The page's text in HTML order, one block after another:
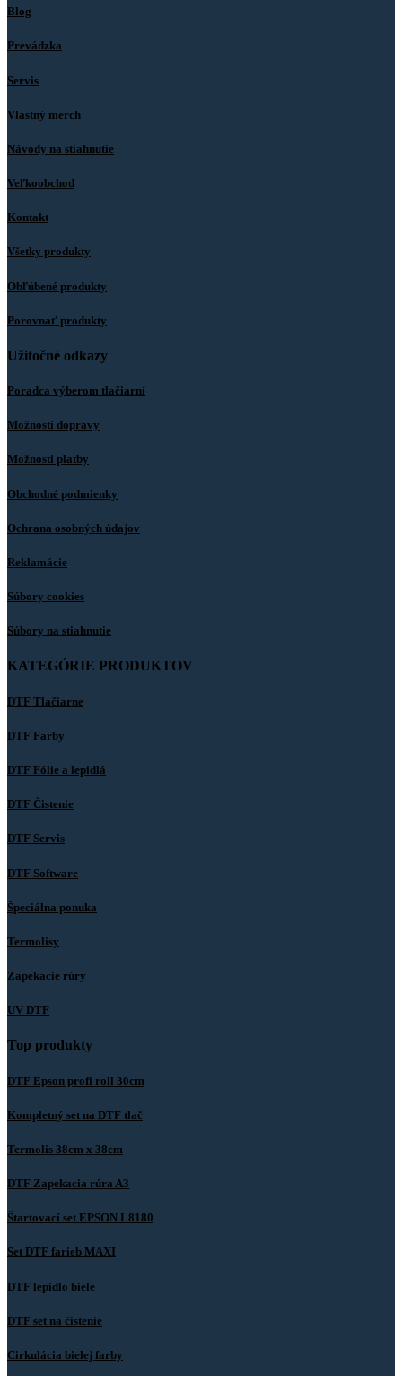
Blog
Prevádzka
Servis
Vlastný merch
Návody na stiahnutie
Veľkoobchod
Kontakt
Všetky produkty
Obľúbené produkty
Porovnať produkty
Užitočné odkazy
Poradca výberom tlačiarní
Možnosti dopravy
Možnosti platby
Obchodné podmienky
Ochrana osobných údajov
Reklamácie
Súbory cookies
Súbory na stiahnutie
KATEGÓRIE PRODUKTOV
DTF Tlačiarne
DTF Farby
DTF Fólie a lepidlá
DTF Čistenie
DTF Servis
DTF Software
Špeciálna ponuka
Termolisy
Zapekacie rúry
UV DTF
Top produkty
DTF Epson profi roll 30cm
Kompletný set na DTF tlač
Termolis 38cm x 38cm
DTF Zapekacia rúra A3
Štartovací set EPSON L8180
Set DTF farieb MAXI
DTF lepidlo biele
DTF set na čistenie
Cirkulácia bielej farby